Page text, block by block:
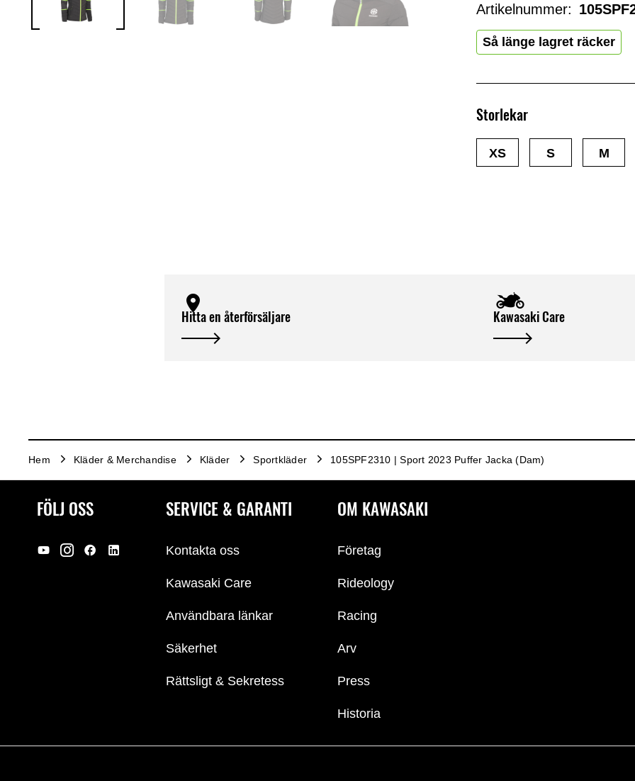
Så länge lagret räcker
Storlekar
XS S M
Artikelnummer:
Hitta en återförsäljare Kawasaki Care
Hem Kläder & Merchandise Kläder Sportkläder 105SPF2310 | Sport 2023 Puffer Jacka (Dam)
FÖLJ OSS SERVICE & GARANTI
Kontakta oss
Kawasaki Care
Användbara länkar
Säkerhet
Rättsligt & Sekretess
OM KAWASAKI
Företag
Rideology
Racing
Arv
Press
Historia